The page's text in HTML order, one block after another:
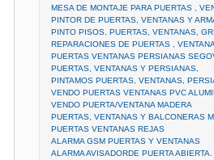
MESA DE MONTAJE PARA PUERTAS ,
PINTOR DE PUERTAS, VENTANAS Y
PINTO PISOS, PUERTAS, VENTANAS,
REPARACIONES DE PUERTAS ,
PUERTAS VENTANAS PERSIANAS
PUERTAS, VENTANAS Y PERSIANAS,
PINTAMOS PUERTAS, VENTANAS,
VENDO PUERTAS VENTANAS PVC
VENDO PUERTA/VENTANA MADERA
PUERTAS, VENTANAS Y BALCONERAS
PUERTAS VENTANAS REJAS
ALARMA GSM PUERTAS Y VENTANAS
ALARMA AVISADORDE PUERTA ABIERTA.